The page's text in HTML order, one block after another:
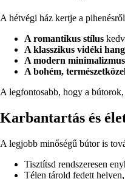
A hétvégi ház kertje a
A romantikus stílus
A klasszikus vidéki
A modern minimalizmus
A bohém,
A legfontosabb, hogy a
Karbantartás és
A legjobb minőségű bútor is
Tisztítsd rendszeresen
Télen tárold fedett